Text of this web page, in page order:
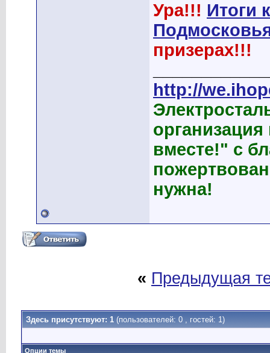
Ура!!! Итоги
призерах!!!
http://
вместе!" с
нужна!
« Предыдущая
Здесь присутствуют: 1 (пользователей: 0 , гостей: 1)
Опции темы